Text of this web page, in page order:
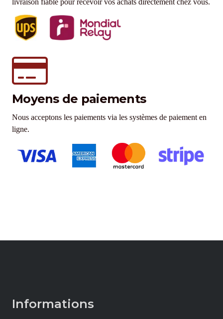
livraison fiable pour recevoir vos achats directement chez vous.
Moyens de paiements
Nous acceptons les paiements via les systèmes de paiement en
ligne.
Informations